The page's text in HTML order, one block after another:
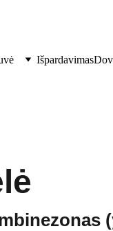
Išpardavimas